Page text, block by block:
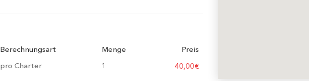
Berechnungsart Menge
Preis
pro Charter 1 40,00€